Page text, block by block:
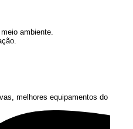
ambiente.
melhores equipamentos do